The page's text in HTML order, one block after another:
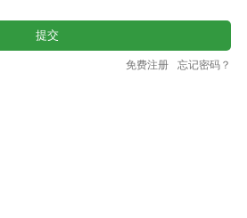
忘记密码？
免费注册